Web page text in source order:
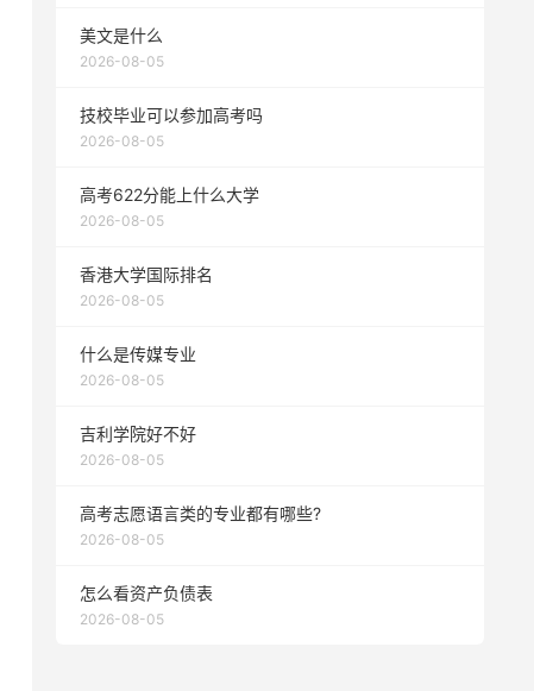
美文是什么
2026-08-05
技校毕业可以参加高考吗
2026-08-05
高考622分能上什么大学
2026-08-05
香港大学国际排名
2026-08-05
什么是传媒专业
2026-08-05
吉利学院好不好
2026-08-05
高考志愿语言类的专业都有哪些?
2026-08-05
怎么看资产负债表
2026-08-05